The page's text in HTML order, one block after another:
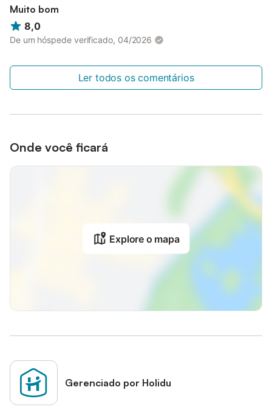
Muito bom
8,0
De um hóspede verificado, 04/2026
Ler todos os comentários
Onde você ficará
Explore o mapa
Gerenciado por Holidu